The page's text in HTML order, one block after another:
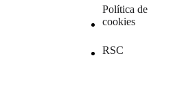
Política de
cookies
RSC